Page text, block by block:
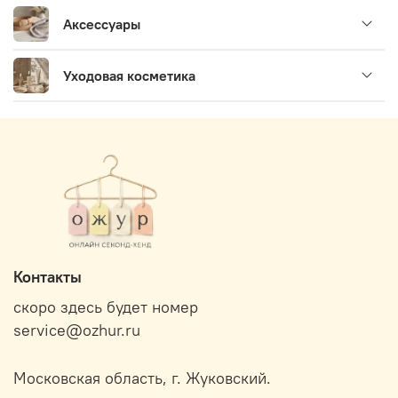
Аксессуары
Уходовая косметика
Контакты
скоро здесь будет номер
service@ozhur.ru
Московская область, г. Жуковский.